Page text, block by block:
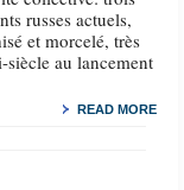
russes actuels,
et morcelé, très
au lancement
READ MORE